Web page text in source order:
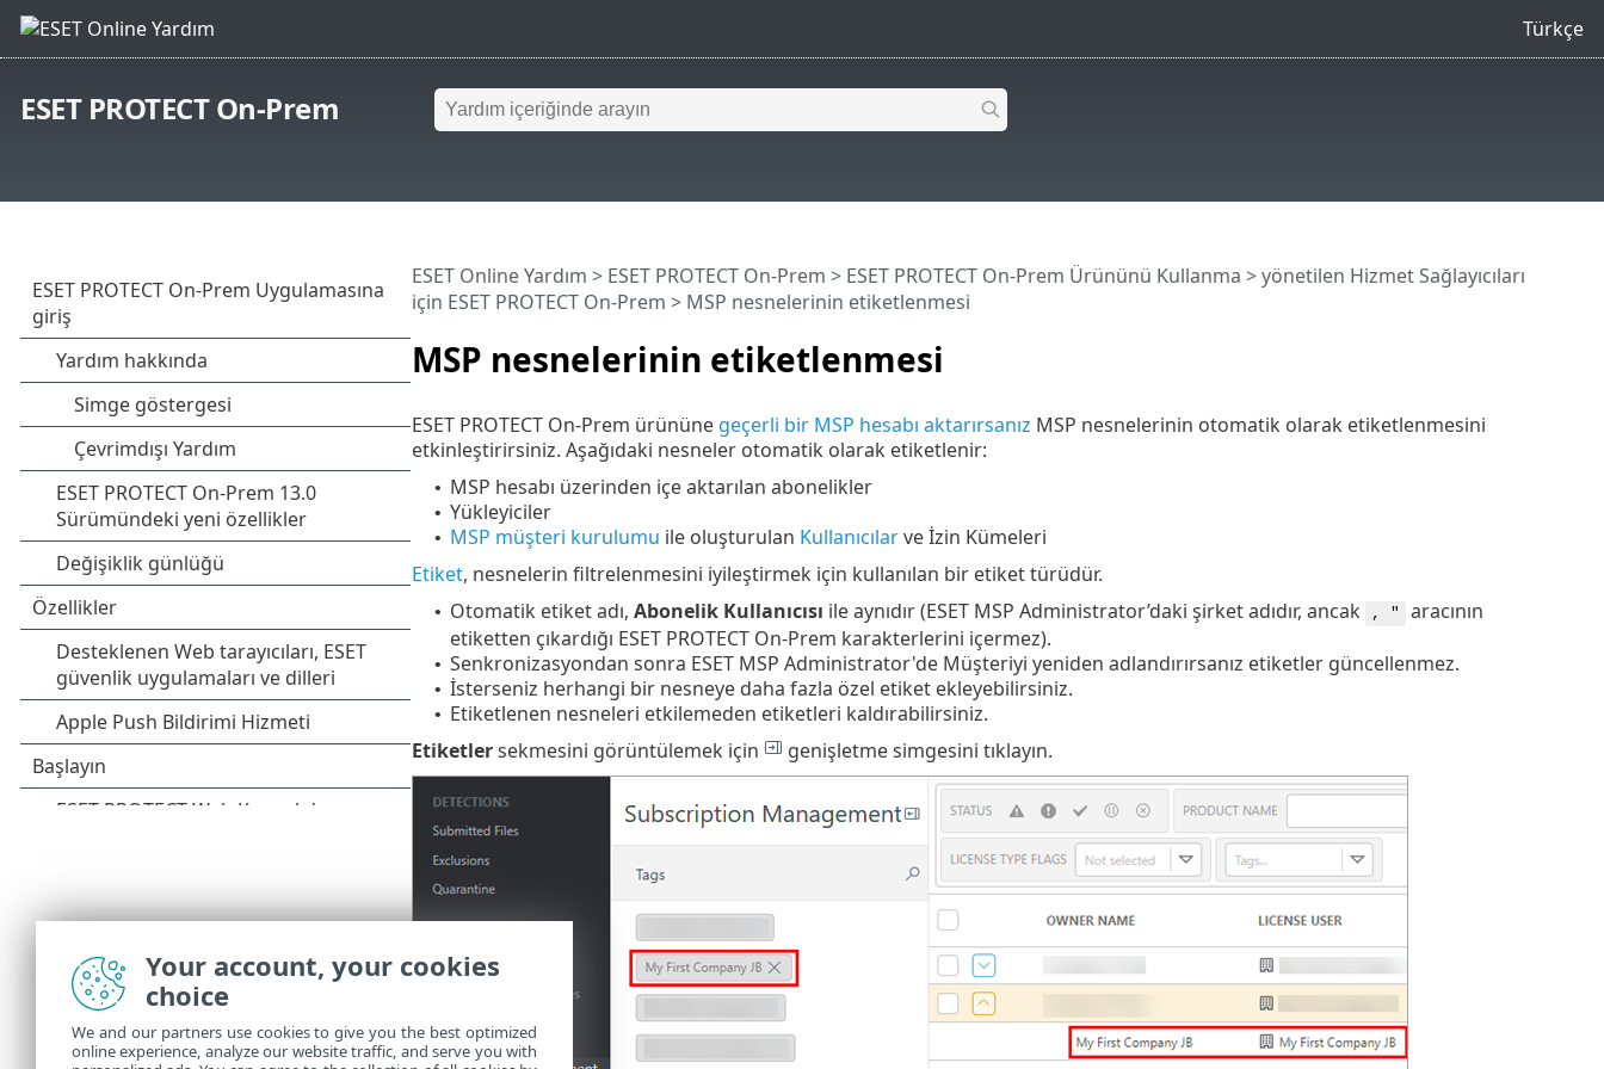
Türkçe
ESET PROTECT On-Prem
MSP nesnelerinin etiketlenmesi
ESET Online Yardım > ESET PROTECT On-Prem > ESET PROTECT On-Prem Ürününü Kullanma >yönetilen Hizmet Sağlayıcıları
için ESET PROTECT On-Prem > MSP nesnelerinin etiketlenmesi
ESET PROTECT On-Prem ürününe geçerli bir MSP hesabı aktarırsanız MSP nesnelerinin otomatik olarak etiketlenmesini
etkinleştirirsiniz. Aşağıdaki nesneler otomatik olarak etiketlenir:
• MSP hesabı üzerinden içe aktarılan abonelikler
• Yükleyiciler
• MSP müşteri kurulumu ile oluşturulan Kullanıcılarve İzin Kümeleri
Etiket, nesnelerin filtrelenmesini iyileştirmek için kullanılan bir etiket türüdür.
• Otomatik etiket adı, Abonelik Kullanıcısı ile aynıdır (ESET MSP Administrator’daki şirket adıdır, ancak , "
aracının
etiketten çıkardığı ESET PROTECT On-Prem karakterlerini içermez).
• Senkronizasyondan sonra ESET MSP Administrator'de Müşteriyi yeniden adlandırırsanız etiketler güncellenmez.
• İsterseniz herhangi bir nesneye daha fazla özel etiket ekleyebilirsiniz.
• Etiketlenen nesneleri etkilemeden etiketleri kaldırabilirsiniz.
Etiketlersekmesini görüntülemek için genişletme simgesini tıklayın.
Your account, your cookies
choice
We and our partners use cookies to give you the best optimized
online experience, analyze our website traffic, and serve you with